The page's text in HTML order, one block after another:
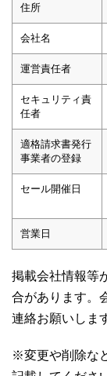
住所
会社名
運営責任者
セキュリティ責
任者
適格請求書発行
事業者の登録
セール開催日
営業日
掲載会社情報等
合があります。
連絡お願いしま
※変更や削除な